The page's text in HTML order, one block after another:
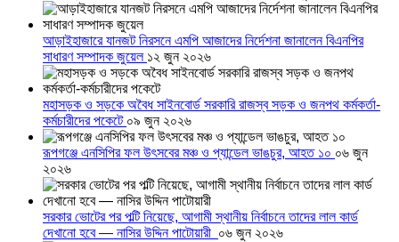
আড়াইহাজারে যানজট নিরসনে এমপি আজাদের নির্দেশনা জানালেন বিএনপির
সাধারণ সম্পাদক জুয়েল ১২ জুন ২০২৬
মহাসড়ক ও সড়কে অবৈধ সাইনবোর্ড সরকারি রাজস্ব সড়ক ও জনপথ কর্মকর্তা-
কর্মচারীদের পকেটে ০৯ জুন ২০২৬
রূপগঞ্জে এনসিপির ফল উৎসবের মঞ্চ ও প্যান্ডেল ভাঙচুর, আহত ১০ ০৬ জুন
২০২৬
সরকার ভোটের পর পল্টি নিয়েছে, আগামী স্থানীয় নির্বাচনে তাদের লাল কার্ড
দেখানো হবে — নাসির উদ্দিন পাটোয়ারী ০৬ জুন ২০২৬